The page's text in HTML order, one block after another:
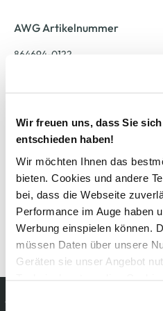
Wir freuen uns, dass Sie
entschieden haben!
Wir möchten Ihnen das
bieten. Cookies und andere
bei, dass die Webseite
Performance im Auge haben
Werbung einspielen können.
müssen Daten über unsere
Geräten sie unser Angebot
AWG Artikelnummer
864694-0122
Außenmaterial: 100% Baumwolle
Pflegehinweise
Details zur Produktsicherheit